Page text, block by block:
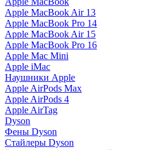
Apple MacBook Air 13
Apple MacBook Pro 14
Apple MacBook Air 15
Apple MacBook Pro 16
Apple Mac Mini
Apple iMac
Наушники Apple
Apple AirPods Max
Apple AirPods 4
Apple AirTag
Dyson
Фены Dyson
Стайлеры Dyson